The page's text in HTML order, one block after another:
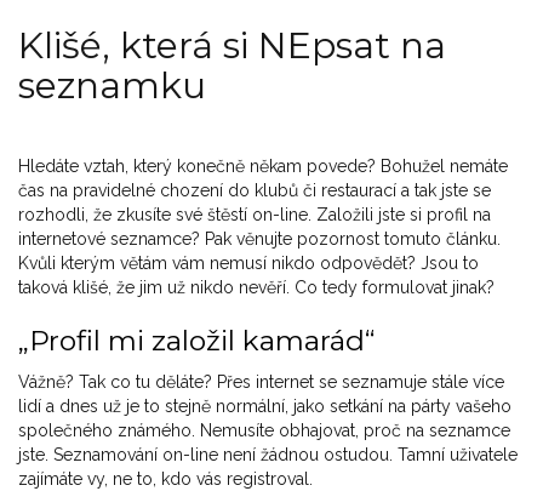
Klišé, která si NEpsat na
seznamku
Hledáte vztah, který konečně někam povede? Bohužel nemáte
čas na pravidelné chození do klubů či restaurací a tak jste se
rozhodli, že zkusíte své štěstí on-line. Založili jste si profil na
internetové seznamce? Pak věnujte pozornost tomuto článku.
Kvůli kterým větám vám nemusí nikdo odpovědět? Jsou to
taková klišé, že jim už nikdo nevěří. Co tedy formulovat jinak?
„Profil mi založil kamarád“
Vážně? Tak co tu děláte? Přes internet se seznamuje stále více
lidí a dnes už je to stejně normální, jako setkání na párty vašeho
společného známého. Nemusíte obhajovat, proč na seznamce
jste. Seznamování on-line není žádnou ostudou. Tamní uživatele
zajímáte vy, ne to, kdo vás registroval.